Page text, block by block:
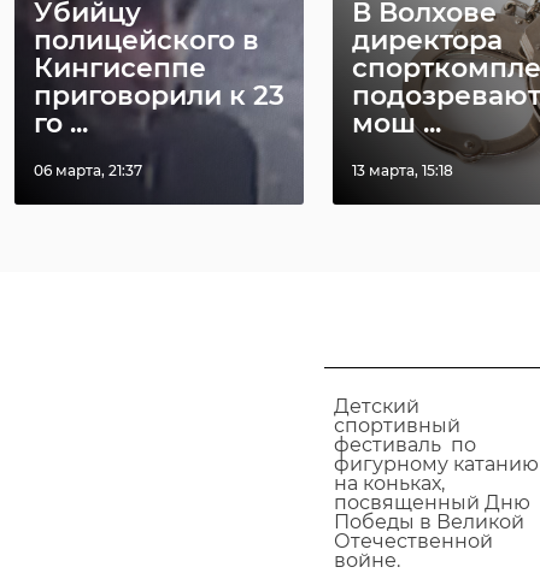
Убийцу
полицейского в
Кингисеппе
приговорили к 23
го ...
06 марта, 21:37
В Волхове
директора
мош ...
13 марта, 15:18
соревнования по
фигурному катанию
на коньках,
посвященные Дню
Великой
Отечественной
войне.
Детский
спортивный
фестиваль по
фигурному катанию
на коньках,
посвященный Дню
Победы в Великой
Отечественной
войне.